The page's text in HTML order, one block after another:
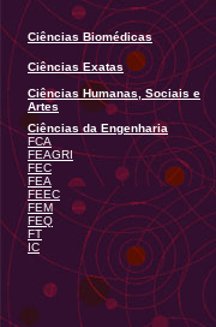
Ciências Biomédicas
Ciências Exatas
Ciências Humanas, Sociais e
Artes
Ciências da Engenharia
FCA
FEAGRI
FEC
FEA
FEEC
FEM
FEQ
FT
IC